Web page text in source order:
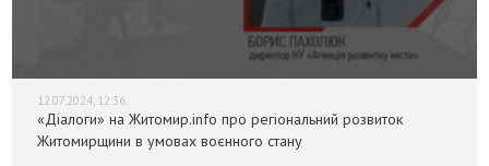
12.07.2024, 12:36
«Діалоги» на Житомир.info про регіональний розвиток
Житомирщини в умовах воєнного стану